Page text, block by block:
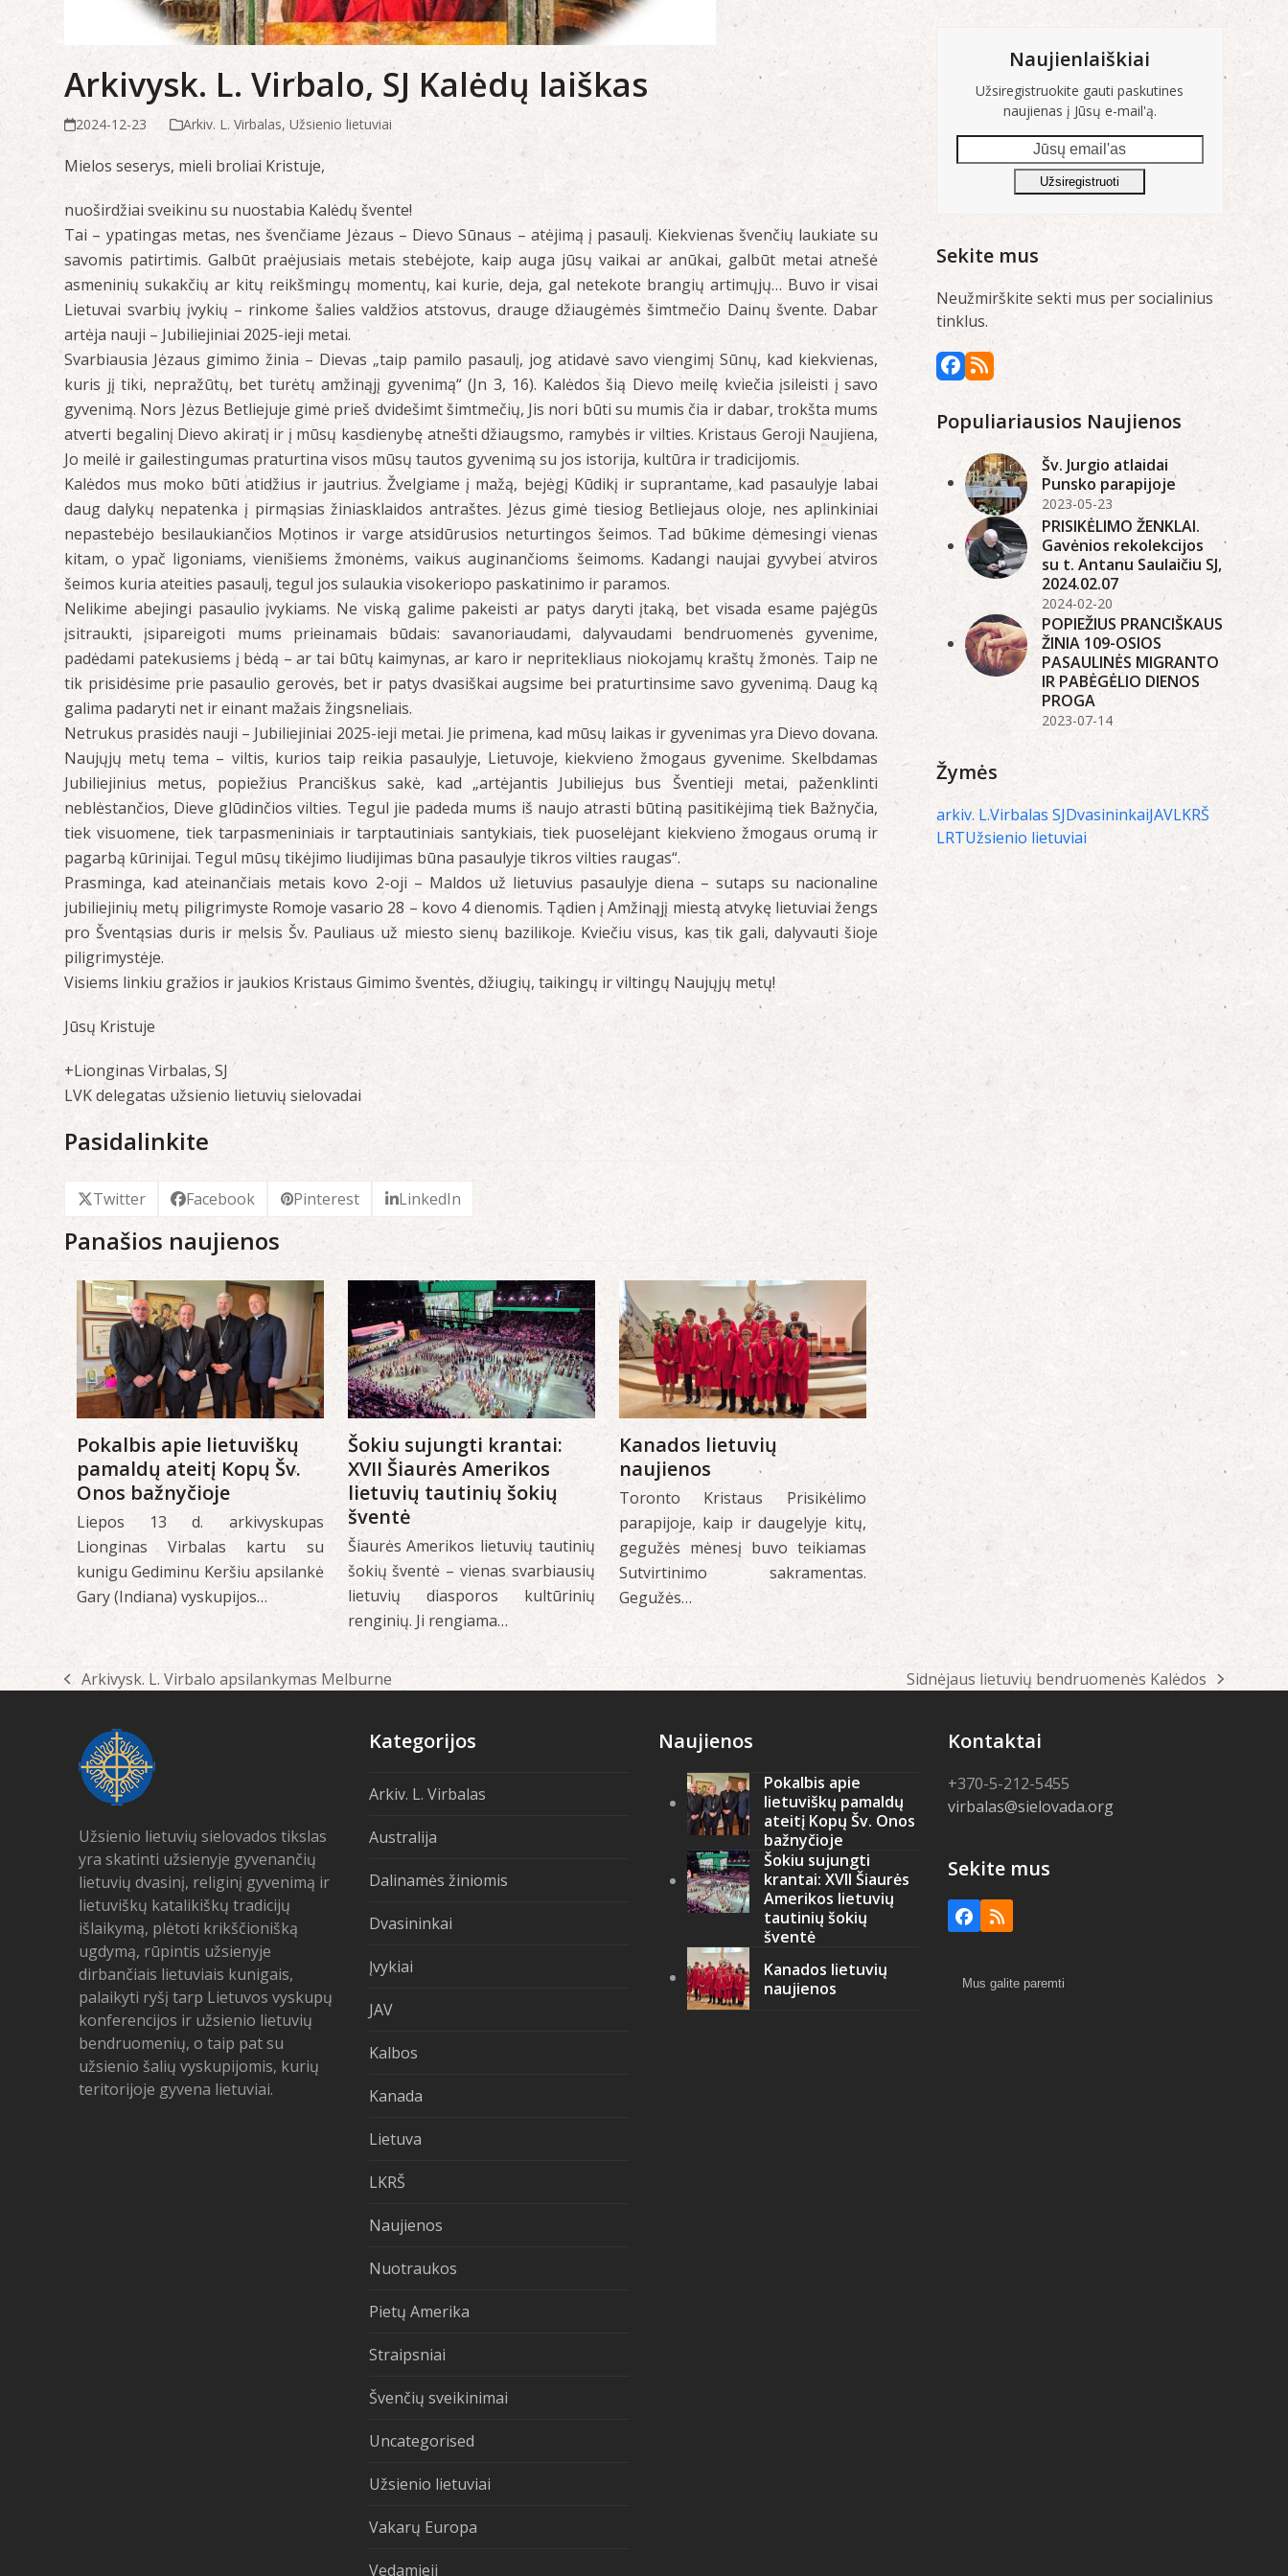
Arkivysk. L. Virbalo, SJ Kalėdų laiškas
2024-12-23 Arkiv. L. Virbalas,Užsienio lietuviai
Mielos seserys, mieli broliai Kristuje,
nuoširdžiai sveikinu su nuostabia Kalėdų švente!
Tai – ypatingas metas, nes švenčiame Jėzaus – Dievo Sūnaus – atėjimą į pasaulį. Kiekvienas švenčių laukiate su
savomis patirtimis. Galbūt praėjusiais metais stebėjote, kaip auga jūsų vaikai ar anūkai, galbūt metai atnešė
asmeninių sukakčių ar kitų reikšmingų momentų, kai kurie, deja, gal netekote brangių artimųjų… Buvo ir visai
Lietuvai svarbių įvykių – rinkome šalies valdžios atstovus, drauge džiaugėmės šimtmečio Dainų švente. Dabar
artėja nauji – Jubiliejiniai 2025-ieji metai.
Svarbiausia Jėzaus gimimo žinia – Dievas „taip pamilo pasaulį, jog atidavė savo viengimį Sūnų, kad kiekvienas,
kuris jį tiki, nepražūtų, bet turėtų amžinąjį gyvenimą“ (Jn 3, 16). Kalėdos šią Dievo meilę kviečia įsileisti į savo
gyvenimą. Nors Jėzus Betliejuje gimė prieš dvidešimt šimtmečių, Jis nori būti su mumis čia ir dabar, trokšta mums
atverti begalinį Dievo akiratį ir į mūsų kasdienybę atnešti džiaugsmo, ramybės ir vilties. Kristaus Geroji Naujiena,
Jo meilė ir gailestingumas praturtina visos mūsų tautos gyvenimą su jos istorija, kultūra ir tradicijomis.
Kalėdos mus moko būti atidžius ir jautrius. Žvelgiame į mažą, bejėgį Kūdikį ir suprantame, kad pasaulyje labai
daug dalykų nepatenka į pirmąsias žiniasklaidos antraštes. Jėzus gimė tiesiog Betliejaus oloje, nes aplinkiniai
nepastebėjo besilaukiančios Motinos ir varge atsidūrusios neturtingos šeimos. Tad būkime dėmesingi vienas
kitam, o ypač ligoniams, vienišiems žmonėms, vaikus auginančioms šeimoms. Kadangi naujai gyvybei atviros
šeimos kuria ateities pasaulį, tegul jos sulaukia visokeriopo paskatinimo ir paramos.
Nelikime abejingi pasaulio įvykiams. Ne viską galime pakeisti ar patys daryti įtaką, bet visada esame pajėgūs
įsitraukti, įsipareigoti mums prieinamais būdais: savanoriaudami, dalyvaudami bendruomenės gyvenime,
padėdami patekusiems į bėdą – ar tai būtų kaimynas, ar karo ir nepritekliaus niokojamų kraštų žmonės. Taip ne
tik prisidėsime prie pasaulio gerovės, bet ir patys dvasiškai augsime bei praturtinsime savo gyvenimą. Daug ką
galima padaryti net ir einant mažais žingsneliais.
Netrukus prasidės nauji – Jubiliejiniai 2025-ieji metai. Jie primena, kad mūsų laikas ir gyvenimas yra Dievo dovana.
Naujųjų metų tema – viltis, kurios taip reikia pasaulyje, Lietuvoje, kiekvieno žmogaus gyvenime. Skelbdamas
Jubiliejinius metus, popiežius Pranciškus sakė, kad „artėjantis Jubiliejus bus Šventieji metai, paženklinti
neblėstančios, Dieve glūdinčios vilties. Tegul jie padeda mums iš naujo atrasti būtiną pasitikėjimą tiek Bažnyčia,
tiek visuomene, tiek tarpasmeniniais ir tarptautiniais santykiais, tiek puoselėjant kiekvieno žmogaus orumą ir
pagarbą kūrinijai. Tegul mūsų tikėjimo liudijimas būna pasaulyje tikros vilties raugas“.
Prasminga, kad ateinančiais metais kovo 2-oji – Maldos už lietuvius pasaulyje diena – sutaps su nacionaline
jubiliejinių metų piligrimyste Romoje vasario 28 – kovo 4 dienomis. Tądien į Amžinąjį miestą atvykę lietuviai žengs
pro Šventąsias duris ir melsis Šv. Pauliaus už miesto sienų bazilikoje. Kviečiu visus, kas tik gali, dalyvauti šioje
piligrimystėje.
Visiems linkiu gražios ir jaukios Kristaus Gimimo šventės, džiugių, taikingų ir viltingų Naujųjų metų!
Jūsų Kristuje
+Lionginas Virbalas, SJ
LVK delegatas užsienio lietuvių sielovadai
Pasidalinkite
Twitter Facebook Pinterest LinkedIn
Panašios naujienos
Pokalbis apie lietuviškų
pamaldų ateitį Kopų Šv.
Onos bažnyčioje
Liepos 13 d. arkivyskupas
Lionginas Virbalas kartu su
kunigu Gediminu Keršiu apsilankė
Gary (Indiana) vyskupijos…
Šokiu sujungti krantai:
XVII Šiaurės Amerikos
lietuvių tautinių šokių
šventė
Šiaurės Amerikos lietuvių tautinių
šokių šventė – vienas svarbiausių
lietuvių diasporos kultūrinių
renginių. Ji rengiama…
Kanados lietuvių
naujienos
Toronto Kristaus Prisikėlimo
parapijoje, kaip ir daugelyje kitų,
gegužės mėnesį buvo teikiamas
Sutvirtinimo sakramentas.
Gegužės…
Naujienlaiškiai
Užsiregistruokite gauti paskutines
naujienas į Jūsų e-mail'ą.
email'as
Užsiregistruoti
Sekite mus
Neužmirškite sekti mus per socialinius
tinklus.
Facebook
RSS
Populiariausios Naujienos
Šv. Jurgio atlaidai
Punsko parapijoje
2023-05-23
PRISIKĖLIMO ŽENKLAI.
Gavėnios rekolekcijos
su t. Antanu Saulaičiu SJ,
2024.02.07
2024-02-20
POPIEŽIUS PRANCIŠKAUS
ŽINIA 109-OSIOS
PASAULINĖS MIGRANTO
IR PABĖGĖLIO DIENOS
PROGA
2023-07-14
Žymės
arkiv. L.Virbalas SJDvasininkaiJAVLKRŠ
LRTUžsienio lietuviai
previous
Arkivysk. L. Virbalo apsilankymas Melburne
next
Sidnėjaus lietuvių bendruomenės Kalėdos
Užsienio lietuvių sielovados tikslas
yra skatinti užsienyje gyvenančių
lietuvių dvasinį, religinį gyvenimą ir
lietuviškų katalikiškų tradicijų
išlaikymą, plėtoti krikščionišką
ugdymą, rūpintis užsienyje
dirbančiais lietuviais kunigais,
palaikyti ryšį tarp Lietuvos vyskupų
konferencijos ir užsienio lietuvių
bendruomenių, o taip pat su
užsienio šalių vyskupijomis, kurių
teritorijoje gyvena lietuviai.
Kategorijos
Arkiv. L. Virbalas
Australija
Dalinamės žiniomis
Dvasininkai
Įvykiai
JAV
Kalbos
Kanada
Lietuva
LKRŠ
Naujienos
Nuotraukos
Pietų Amerika
Straipsniai
Švenčių sveikinimai
Uncategorised
Užsienio lietuviai
Vakarų Europa
Vedamieji
Naujienos
Pokalbis apie
lietuviškų pamaldų
ateitį Kopų Šv. Onos
bažnyčioje
Šokiu sujungti
krantai: XVII Šiaurės
Amerikos lietuvių
tautinių šokių
šventė
Kanados lietuvių
naujienos
Kontaktai
+370-5-212-5455
virbalas@sielovada.org
Sekite mus
Facebook
RSS
Mus galite paremti